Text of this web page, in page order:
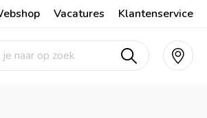
Vacatures Klantenservice